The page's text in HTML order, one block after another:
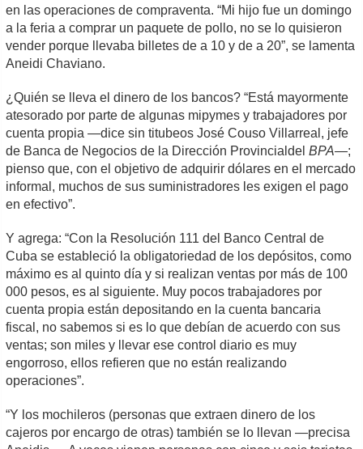
en las operaciones de compraventa. “Mi hijo fue un domingo
a la feria a comprar un paquete de pollo, no se lo quisieron
vender porque llevaba billetes de a 10 y de a 20”, se lamenta
Aneidi Chaviano.
¿Quién se lleva el dinero de los bancos? “Está mayormente
atesorado por parte de algunas mipymes y trabajadores por
cuenta propia —dice sin titubeos José Couso Villarreal, jefe
de Banca de Negocios de la Dirección ProvincialdelBPA—;
pienso que, con el objetivo de adquirir dólares en el mercado
informal, muchos de sus suministradores les exigen el pago
en efectivo”.
Y agrega: “Con la Resolución 111 del Banco Central de
Cuba se estableció la obligatoriedad de los depósitos, como
máximo es al quinto día y si realizan ventas por más de 100
000 pesos, es al siguiente. Muy pocos trabajadores por
cuenta propia están depositando en la cuenta bancaria
fiscal, no sabemos si es lo que debían de acuerdo con sus
ventas; son miles y llevar ese control diario es muy
engorroso, ellos refieren que no están realizando
operaciones”.
“Y los mochileros (personas que extraen dinero de los
cajeros por encargo de otras) también se lo llevan —precisa